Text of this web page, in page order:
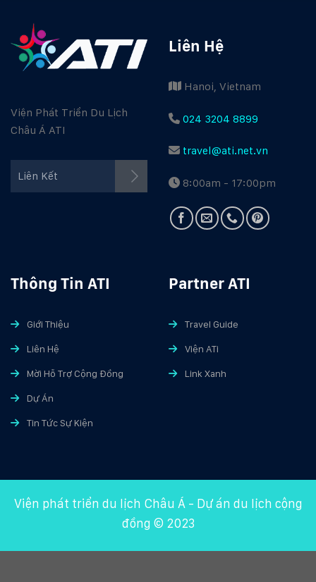
Viện Phát Triển Du Lịch
Châu Á ATI
Liên Kết
Facebook ATI
Youtube ATI
Liên Hệ
Hanoi, Vietnam
024 3204 8899
travel@ati.net.vn
8:00am - 17:00pm
Thông Tin ATI
Giới Thiệu
Liên Hệ
Mời Hỗ Trợ Cộng Đồng
Dự Án
Tin Tức Sự Kiện
Partner ATI
Travel Guide
Viện ATi
Link Xanh
Viện phát triển du lịch Châu Á - Dự án du lịch cộng
đồng © 2023